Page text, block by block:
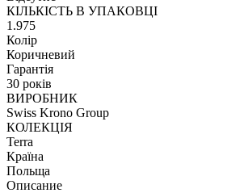
КІЛЬКІСТЬ В УПАКОВЦІ
1.975
Колір
Коричневий
Гарантія
30 років
ВИРОБНИК
Swiss Krono Group
КОЛЕКЦІЯ
Terra
Країна
Польща
Описание